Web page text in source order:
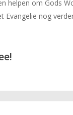
helpen om Gods
Evangelie nog